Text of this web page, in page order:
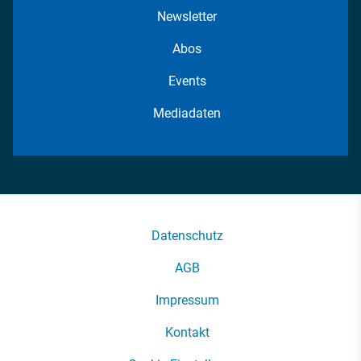
Newsletter
Abos
Events
Mediadaten
Datenschutz
AGB
Impressum
Kontakt